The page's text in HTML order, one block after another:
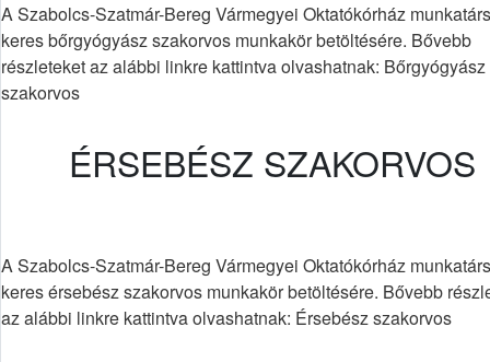
A Szabolcs-Szatmár-Bereg Vármegyei Oktatókórház
keres bőrgyógyász szakorvos munkakör betöltésére. Bővebb
részleteket az alábbi linkre kattintva olvashatnak: Bőrgyógyász
szakorvos
ÉRSEBÉSZ SZAKORVOS
A Szabolcs-Szatmár-Bereg Vármegyei Oktatókórház
keres érsebész szakorvos munkakör betöltésére. Bővebb
az alábbi linkre kattintva olvashatnak: Érsebész szakorvos